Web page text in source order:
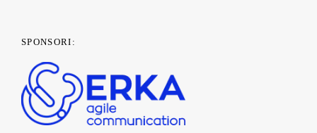
SPONSORI: